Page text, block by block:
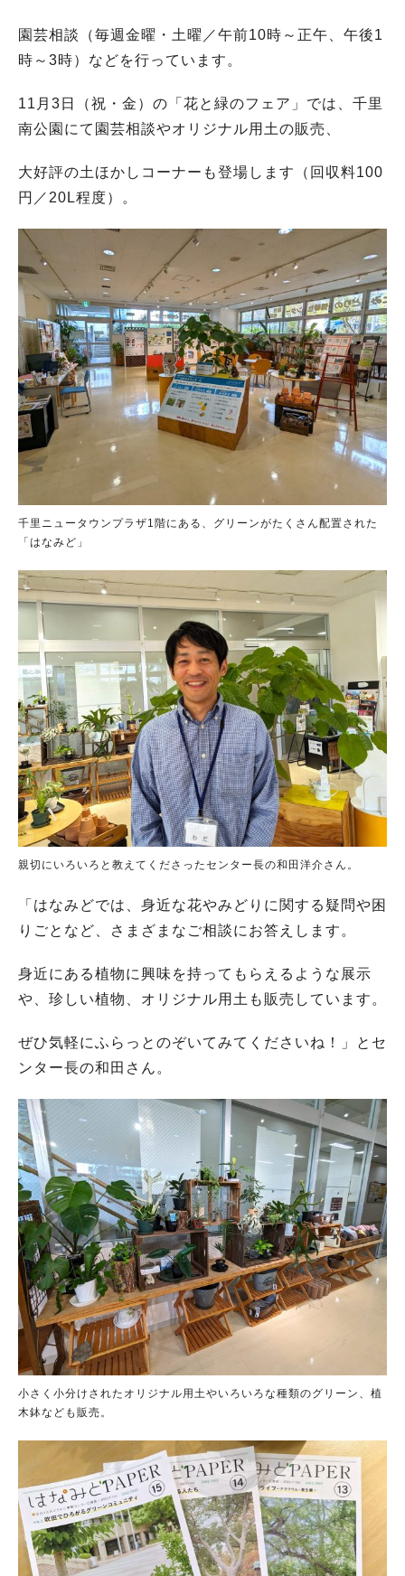
園芸相談（毎週金曜・土曜／午前10時～正午、午後1
時～3時）などを行っています。
11月3日（祝・金）の「花と緑のフェア」では、千里
南公園にて園芸相談やオリジナル用土の販売、
大好評の土ほかしコーナーも登場します（回収料100
円／20L程度）。
千里ニュータウンプラザ1階にある、グリーンがたくさん配置された
「はなみど」
親切にいろいろと教えてくださったセンター長の和田洋介さん。
「はなみどでは、身近な花やみどりに関する疑問や困
りごとなど、さまざまなご相談にお答えします。
身近にある植物に興味を持ってもらえるような展示
や、珍しい植物、オリジナル用土も販売しています。
ぜひ気軽にふらっとのぞいてみてくださいね！」とセ
ンター長の和田さん。
小さく小分けされたオリジナル用土やいろいろな種類のグリーン、植
木鉢なども販売。